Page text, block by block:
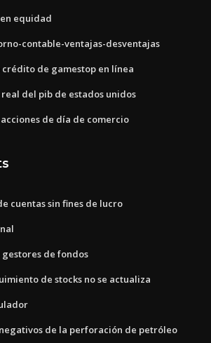
equidad
contable-ventajas-desventajas
de gamestop en línea
del pib de estados unidos
de día de comercio
cuentas sin fines de lucro
gestores de fondos
de stocks no se actualiza
de la perforación de petróleo